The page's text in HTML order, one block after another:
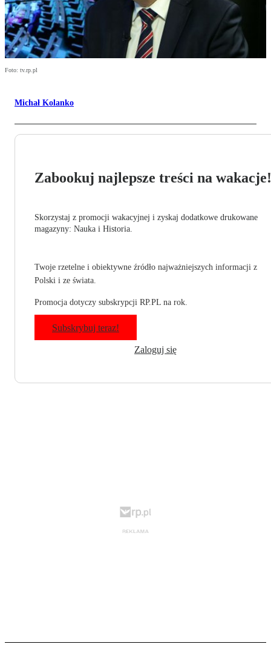
Foto: tv.rp.pl
Michał Kolanko
Zabookuj najlepsze treści na wakacje!
Skorzystaj z promocji wakacyjnej i zyskaj dodatkowe drukowane
magazyny: Nauka i Historia.
Twoje rzetelne i obiektywne źródło najważniejszych informacji z
Polski i ze świata.
Promocja dotyczy subskrypcji RP.PL na rok.
Subskrybuj teraz!
Zaloguj się